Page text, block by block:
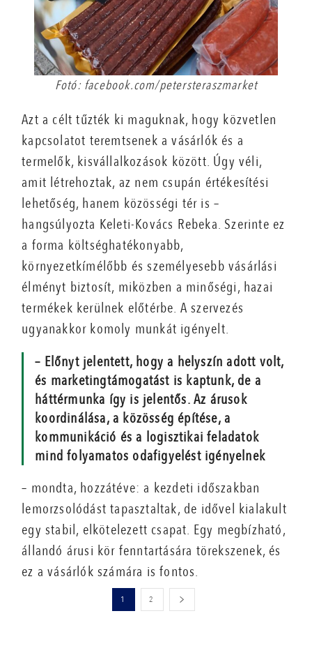
Fotó: facebook.com/petersteraszmarket
Azt a célt tűzték ki maguknak, hogy közvetlen
kapcsolatot teremtsenek a vásárlók és a
termelők, kisvállalkozások között. Úgy véli,
amit létrehoztak, az nem csupán értékesítési
lehetőség, hanem közösségi tér is –
hangsúlyozta Keleti-Kovács Rebeka. Szerinte ez
a forma költséghatékonyabb,
környezetkímélőbb és személyesebb vásárlási
élményt biztosít, miközben a minőségi, hazai
termékek kerülnek előtérbe. A szervezés
ugyanakkor komoly munkát igényelt.
– Előnyt jelentett, hogy a helyszín adott volt,
és marketingtámogatást is kaptunk, de a
háttérmunka így is jelentős. Az árusok
koordinálása, a közösség építése, a
kommunikáció és a logisztikai feladatok
mind folyamatos odafigyelést igényelnek
– mondta, hozzátéve: a kezdeti időszakban
lemorzsolódást tapasztaltak, de idővel kialakult
egy stabil, elkötelezett csapat. Egy megbízható,
állandó árusi kör fenntartására törekszenek, és
ez a vásárlók számára is fontos.
1 2